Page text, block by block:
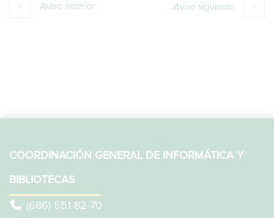
Aviso anterior Aviso siguiente
COORDINACIÓN GENERAL DE INFORMÁTICA Y
BIBLIOTECAS
(686) 551-82-70